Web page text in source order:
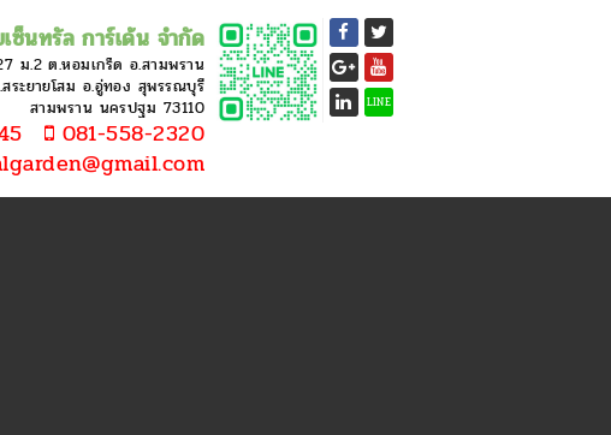
ซ็นทรัล การ์เด้น จำกัด
ม.2 ต.หอมเกร็ด อ.สามพราน
ะยายโสม อ.อู่ทอง สุพรรณบุรี
สามพราน นครปฐม 73110
081-558-2320
LINE